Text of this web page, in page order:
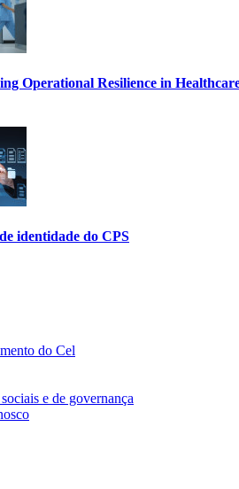
Operational Resilience in
identidade do CPS
do Cel
e de governança